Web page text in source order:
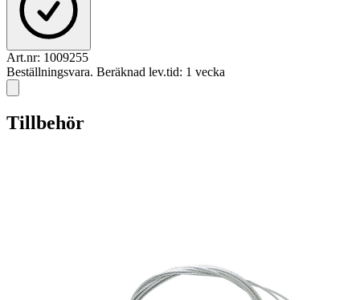
Art.nr: 1009255
Beställningsvara. Beräknad lev.tid: 1 vecka
Tillbehör